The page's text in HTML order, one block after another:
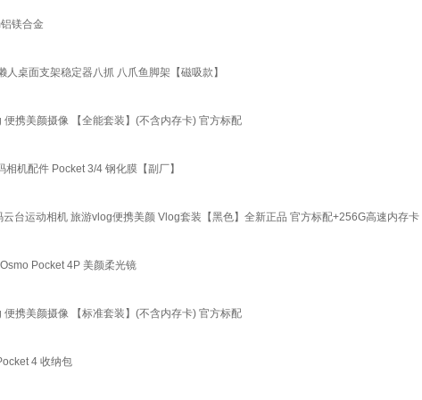
镁合金
桌面支架稳定器八抓 八爪鱼脚架【磁吸款】
携美颜摄像 【全能套装】(不含内存卡) 官方标配
机配件 Pocket 3/4 钢化膜【副厂】
台运动相机 旅游vlog便携美颜 Vlog套装【黑色】全新正品 官方标配+256G高速内存卡
Pocket 4P 美颜柔光镜
携美颜摄像 【标准套装】(不含内存卡) 官方标配
4 收纳包